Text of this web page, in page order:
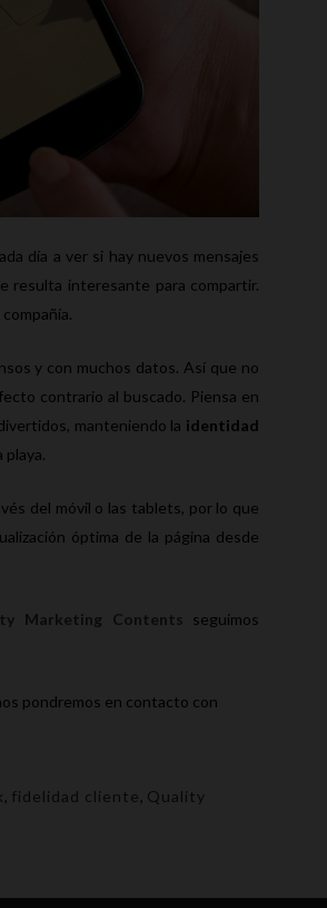
día a ver si hay nuevos mensajes
resulta interesante para compartir.
compañía.
y con muchos datos. Así que no
contrario al buscado. Piensa en
manteniendo la identidad
playa.
del móvil o las tablets, por lo que
óptima de la página desde
Marketing Contents seguimos
pondremos en contacto con
, fidelidad cliente, Quality